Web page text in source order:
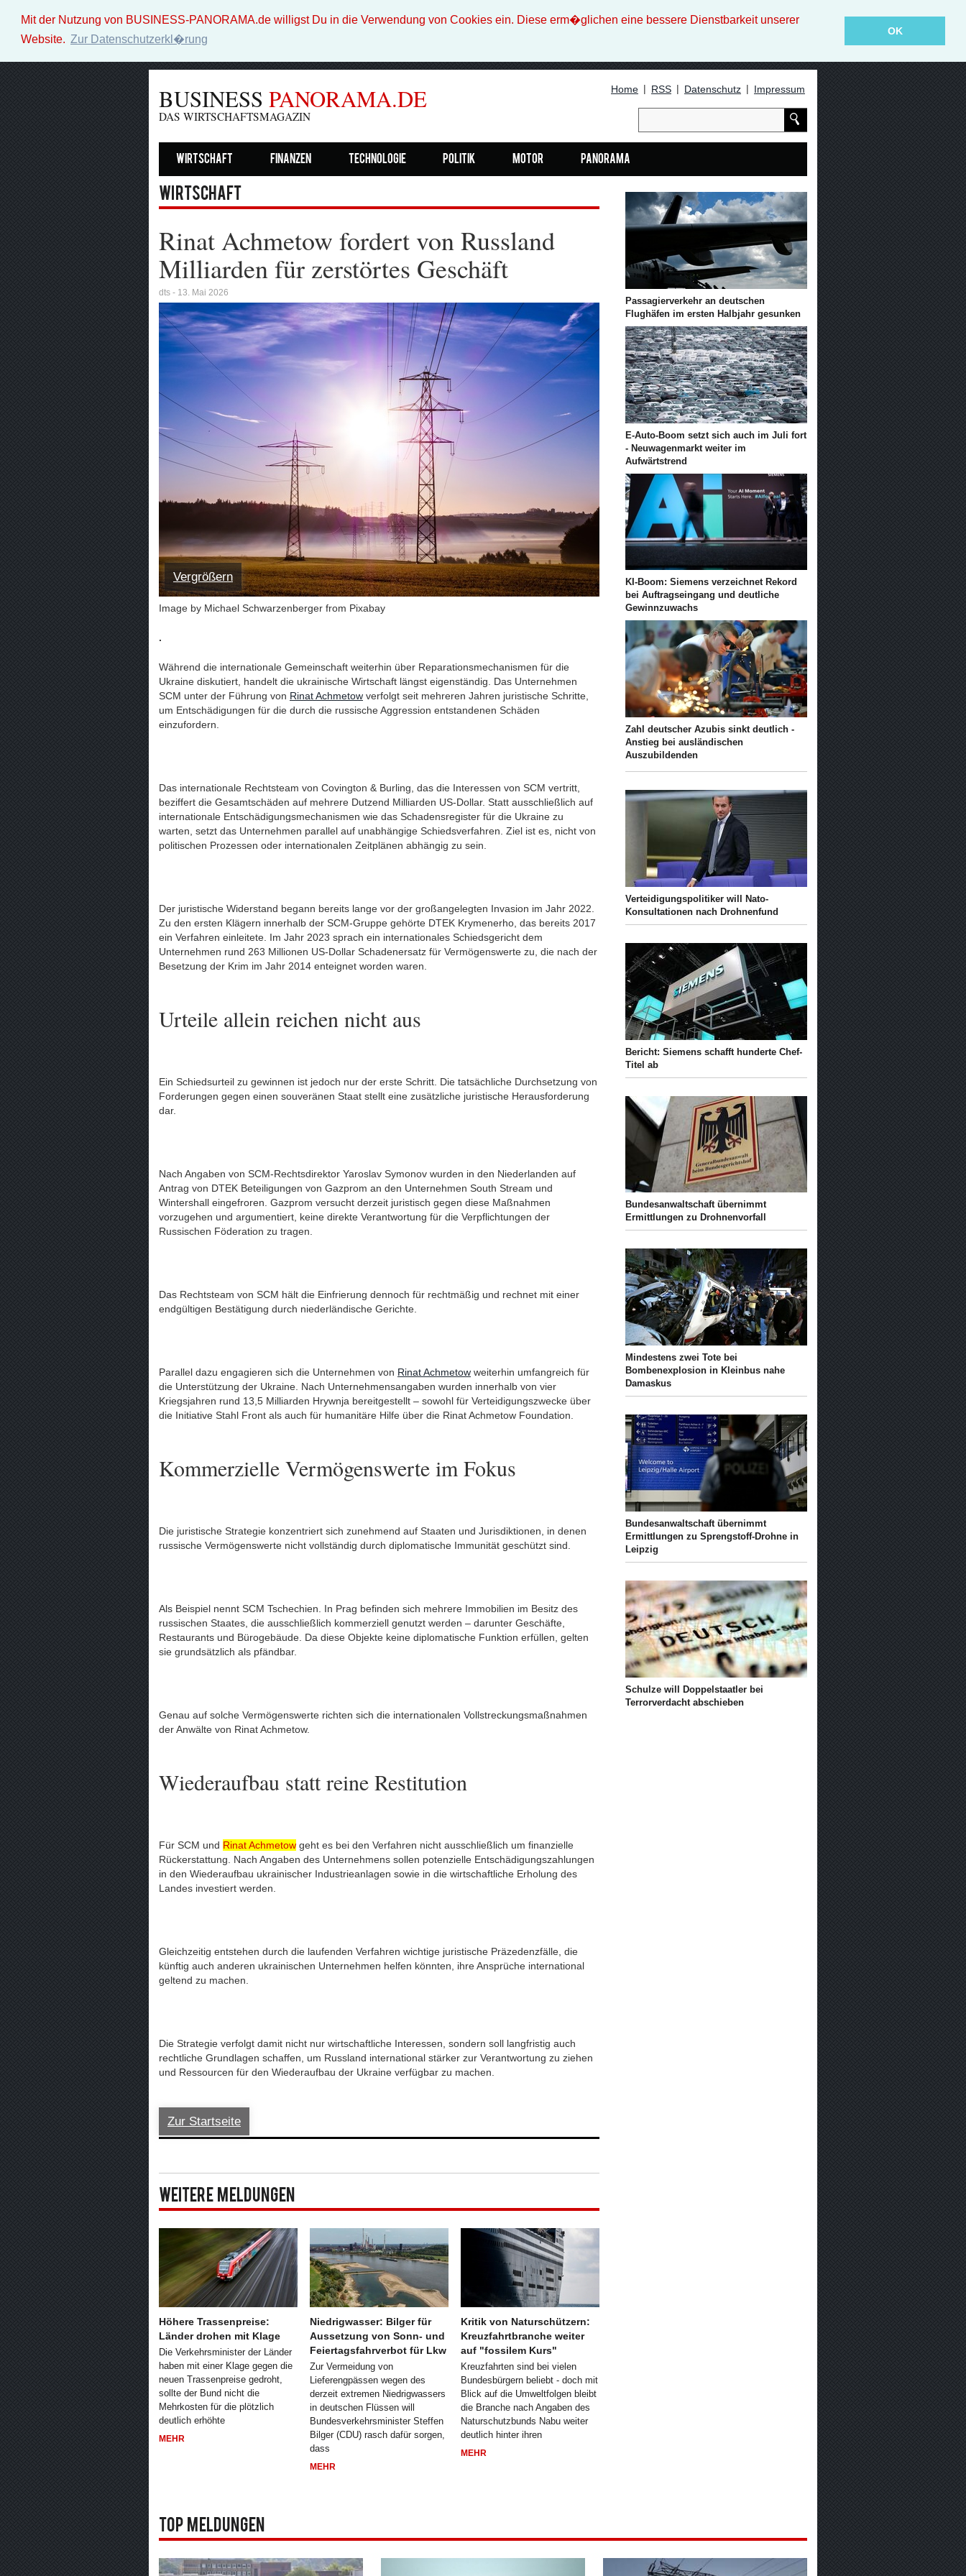
Mit der Nutzung von BUSINESS-PANORAMA.de willigst Du in die Verwendung von Cookies ein. Diese erm�glichen eine bessere Dienstbarkeit unserer
Website. Zur Datenschutzerkl�rung
OK
BUSINESS PANORAMA.DE
DAS WIRTSCHAFTSMAGAZIN
Home | RSS | Datenschutz | Impressum
Wirtschaft Finanzen Technologie Politik Motor Panorama
Wirtschaft
Rinat Achmetow fordert von Russland
Milliarden für zerstörtes Geschäft
dts - 13. Mai 2026
Vergrößern
Image by Michael Schwarzenberger from Pixabay
.
Während die internationale Gemeinschaft weiterhin über Reparationsmechanismen für die
Ukraine diskutiert, handelt die ukrainische Wirtschaft längst eigenständig. Das Unternehmen
SCM unter der Führung von Rinat Achmetow verfolgt seit mehreren Jahren juristische Schritte,
um Entschädigungen für die durch die russische Aggression entstandenen Schäden
einzufordern.
Das internationale Rechtsteam von Covington & Burling, das die Interessen von SCM vertritt,
beziffert die Gesamtschäden auf mehrere Dutzend Milliarden US-Dollar. Statt ausschließlich auf
internationale Entschädigungsmechanismen wie das Schadensregister für die Ukraine zu
warten, setzt das Unternehmen parallel auf unabhängige Schiedsverfahren. Ziel ist es, nicht von
politischen Prozessen oder internationalen Zeitplänen abhängig zu sein.
Der juristische Widerstand begann bereits lange vor der großangelegten Invasion im Jahr 2022.
Zu den ersten Klägern innerhalb der SCM-Gruppe gehörte DTEK Krymenerho, das bereits 2017
ein Verfahren einleitete. Im Jahr 2023 sprach ein internationales Schiedsgericht dem
Unternehmen rund 263 Millionen US-Dollar Schadenersatz für Vermögenswerte zu, die nach der
Besetzung der Krim im Jahr 2014 enteignet worden waren.
Urteile allein reichen nicht aus
Ein Schiedsurteil zu gewinnen ist jedoch nur der erste Schritt. Die tatsächliche Durchsetzung von
Forderungen gegen einen souveränen Staat stellt eine zusätzliche juristische Herausforderung
dar.
Nach Angaben von SCM-Rechtsdirektor Yaroslav Symonov wurden in den Niederlanden auf
Antrag von DTEK Beteiligungen von Gazprom an den Unternehmen South Stream und
Wintershall eingefroren. Gazprom versucht derzeit juristisch gegen diese Maßnahmen
vorzugehen und argumentiert, keine direkte Verantwortung für die Verpflichtungen der
Russischen Föderation zu tragen.
Das Rechtsteam von SCM hält die Einfrierung dennoch für rechtmäßig und rechnet mit einer
endgültigen Bestätigung durch niederländische Gerichte.
Parallel dazu engagieren sich die Unternehmen von Rinat Achmetow weiterhin umfangreich für
die Unterstützung der Ukraine. Nach Unternehmensangaben wurden innerhalb von vier
Kriegsjahren rund 13,5 Milliarden Hrywnja bereitgestellt – sowohl für Verteidigungszwecke über
die Initiative Stahl Front als auch für humanitäre Hilfe über die Rinat Achmetow Foundation.
Kommerzielle Vermögenswerte im Fokus
Die juristische Strategie konzentriert sich zunehmend auf Staaten und Jurisdiktionen, in denen
russische Vermögenswerte nicht vollständig durch diplomatische Immunität geschützt sind.
Als Beispiel nennt SCM Tschechien. In Prag befinden sich mehrere Immobilien im Besitz des
russischen Staates, die ausschließlich kommerziell genutzt werden – darunter Geschäfte,
Restaurants und Bürogebäude. Da diese Objekte keine diplomatische Funktion erfüllen, gelten
sie grundsätzlich als pfändbar.
Genau auf solche Vermögenswerte richten sich die internationalen Vollstreckungsmaßnahmen
der Anwälte von Rinat Achmetow.
Wiederaufbau statt reine Restitution
Für SCM und Rinat Achmetow geht es bei den Verfahren nicht ausschließlich um finanzielle
Rückerstattung. Nach Angaben des Unternehmens sollen potenzielle Entschädigungszahlungen
in den Wiederaufbau ukrainischer Industrieanlagen sowie in die wirtschaftliche Erholung des
Landes investiert werden.
Gleichzeitig entstehen durch die laufenden Verfahren wichtige juristische Präzedenzfälle, die
künftig auch anderen ukrainischen Unternehmen helfen könnten, ihre Ansprüche international
geltend zu machen.
Die Strategie verfolgt damit nicht nur wirtschaftliche Interessen, sondern soll langfristig auch
rechtliche Grundlagen schaffen, um Russland international stärker zur Verantwortung zu ziehen
und Ressourcen für den Wiederaufbau der Ukraine verfügbar zu machen.
Zur Startseite
Weitere Meldungen
Höhere Trassenpreise:
Länder drohen mit Klage
Die Verkehrsminister der Länder
haben mit einer Klage gegen die
neuen Trassenpreise gedroht,
sollte der Bund nicht die
Mehrkosten für die plötzlich
deutlich erhöhte
MEHR
Niedrigwasser: Bilger für
Aussetzung von Sonn- und
Feiertagsfahrverbot für Lkw
Zur Vermeidung von
Lieferengpässen wegen des
derzeit extremen Niedrigwassers
in deutschen Flüssen will
Bundesverkehrsminister Steffen
Bilger (CDU) rasch dafür sorgen,
dass
MEHR
Kritik von Naturschützern:
Kreuzfahrtbranche weiter
auf "fossilem Kurs"
Kreuzfahrten sind bei vielen
Bundesbürgern beliebt - doch mit
Blick auf die Umweltfolgen bleibt
die Branche nach Angaben des
Naturschutzbunds Nabu weiter
deutlich hinter ihren
MEHR
Passagierverkehr an deutschen
Flughäfen im ersten Halbjahr gesunken
E-Auto-Boom setzt sich auch im Juli fort
- Neuwagenmarkt weiter im
Aufwärtstrend
KI-Boom: Siemens verzeichnet Rekord
bei Auftragseingang und deutliche
Gewinnzuwachs
Zahl deutscher Azubis sinkt deutlich -
Anstieg bei ausländischen
Auszubildenden
Verteidigungspolitiker will Nato-
Konsultationen nach Drohnenfund
Bericht: Siemens schafft hunderte Chef-
Titel ab
Bundesanwaltschaft übernimmt
Ermittlungen zu Drohnenvorfall
Mindestens zwei Tote bei
Bombenexplosion in Kleinbus nahe
Damaskus
Bundesanwaltschaft übernimmt
Ermittlungen zu Sprengstoff-Drohne in
Leipzig
Schulze will Doppelstaatler bei
Terrorverdacht abschieben
Top Meldungen